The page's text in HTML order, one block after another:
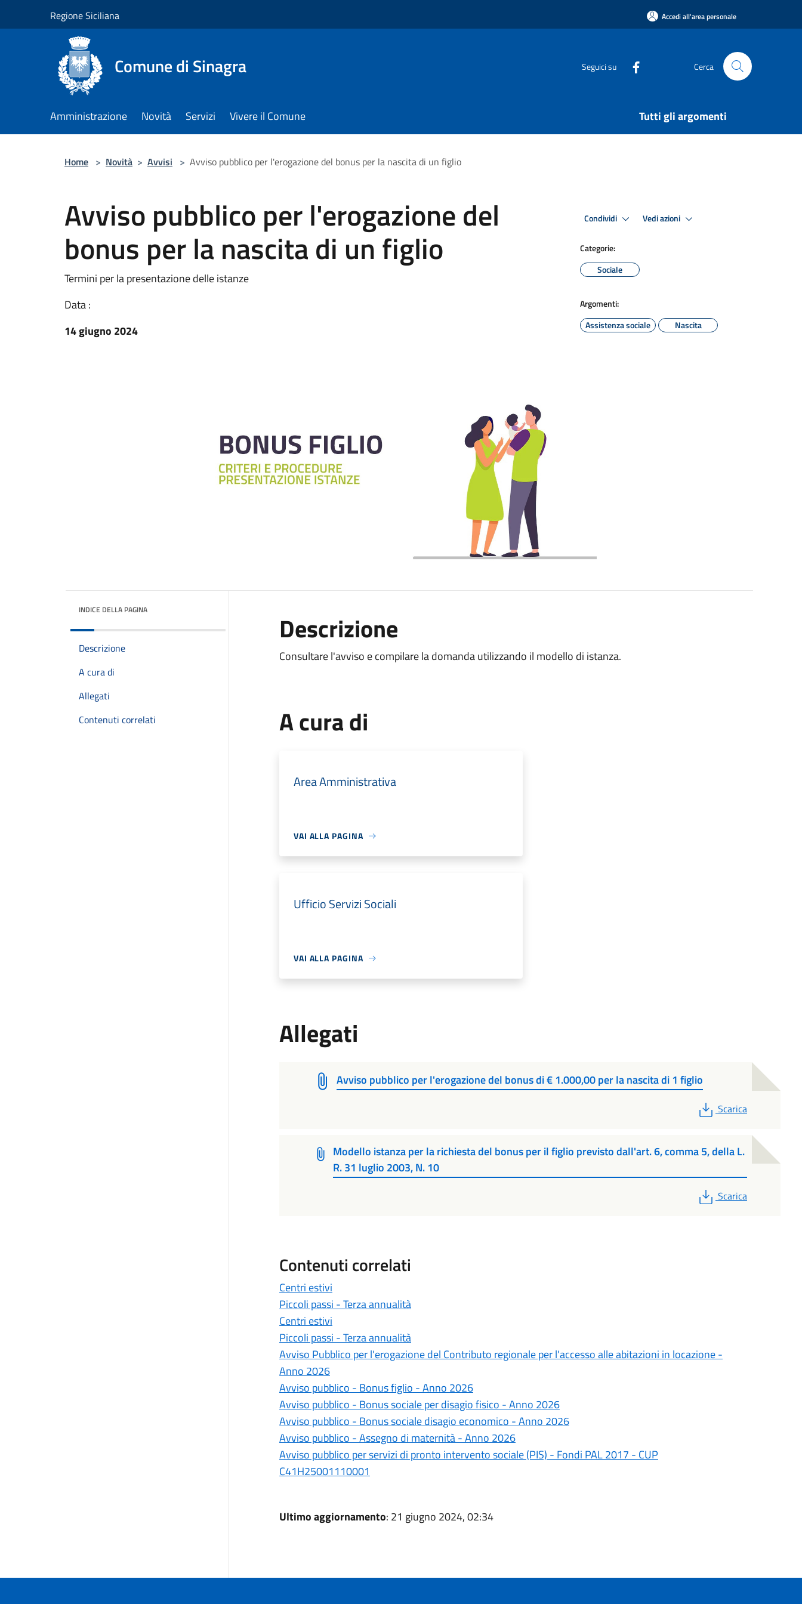
Regione Siciliana Accedi all'area personale
Comune di Sinagra Seguici su Cerca
Amministrazione Novità Servizi Vivere il Comune Tutti gli argomenti
Home > Novità > Avvisi > Avviso pubblico per l'erogazione del bonus per la nascita di un figlio
Avviso pubblico per l'erogazione del
bonus per la nascita di un figlio
Termini per la presentazione delle istanze
Data :
14 giugno 2024
Condividi Vedi azioni
Categorie:
Sociale
Argomenti:
Assistenza sociale
Nascita
INDICE DELLA PAGINA
Descrizione
A cura di
Allegati
Contenuti correlati
Descrizione
Consultare l'avviso e compilare la domanda utilizzando il modello di istanza.
A cura di
Area Amministrativa
VAI ALLA PAGINA
Ufficio Servizi Sociali
VAI ALLA PAGINA
Allegati
Avviso pubblico per l'erogazione del bonus di € 1.000,00 per la nascita di 1 figlio
PDF
Scarica
Modello istanza per la richiesta del bonus per il figlio previsto dall'art. 6, comma 5, della L.
R. 31 luglio 2003, N. 10
PDF
Scarica
Contenuti correlati
Centri estivi
Piccoli passi - Terza annualità
Centri estivi
Piccoli passi - Terza annualità
Avviso Pubblico per l'erogazione del Contributo regionale per l'accesso alle abitazioni in locazione -
Anno 2026
Avviso pubblico - Bonus figlio - Anno 2026
Avviso pubblico - Bonus sociale per disagio fisico - Anno 2026
Avviso pubblico - Bonus sociale disagio economico - Anno 2026
Avviso pubblico - Assegno di maternità - Anno 2026
Avviso pubblico per servizi di pronto intervento sociale (PIS) - Fondi PAL 2017 - CUP
C41H25001110001
Ultimo aggiornamento: 21 giugno 2024, 02:34